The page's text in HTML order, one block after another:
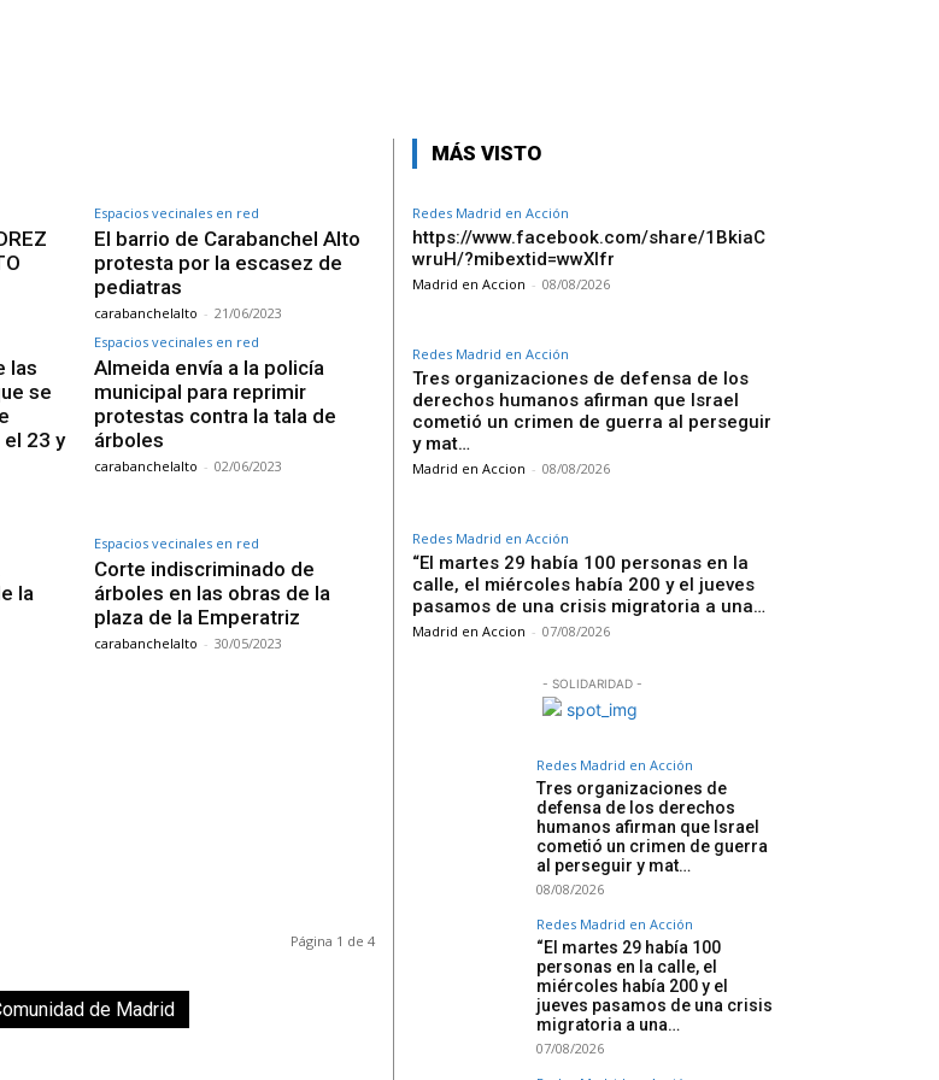
Espacios vecinales en red
El barrio de Carabanchel Alto
protesta por la escasez de
pediatras
carabanchelalto - 21/06/2023
las
se
23 y
Espacios vecinales en red
Almeida envía a la policía
municipal para reprimir
protestas contra la tala de
árboles
carabanchelalto - 02/06/2023
la
Espacios vecinales en red
Corte indiscriminado de
árboles en las obras de la
plaza de la Emperatriz
carabanchelalto - 30/05/2023
Página 1 de 4
de Madrid
MÁS VISTO
Redes Madrid en Acción
https://www.facebook.com/share/1BkiaC
wruH/?mibextid=wwXIfr
Madrid en Accion - 08/08/2026
Redes Madrid en Acción
Tres organizaciones de defensa de los
derechos humanos afirman que Israel
cometió un crimen de guerra al perseguir
y mat…
Madrid en Accion - 08/08/2026
Redes Madrid en Acción
“El martes 29 había 100 personas en la
calle, el miércoles había 200 y el jueves
pasamos de una crisis migratoria a una…
Madrid en Accion - 07/08/2026
- SOLIDARIDAD -
Redes Madrid en Acción
Tres organizaciones de
defensa de los derechos
humanos afirman que Israel
cometió un crimen de guerra
al perseguir y mat…
08/08/2026
Redes Madrid en Acción
“El martes 29 había 100
personas en la calle, el
miércoles había 200 y el
jueves pasamos de una crisis
migratoria a una…
07/08/2026